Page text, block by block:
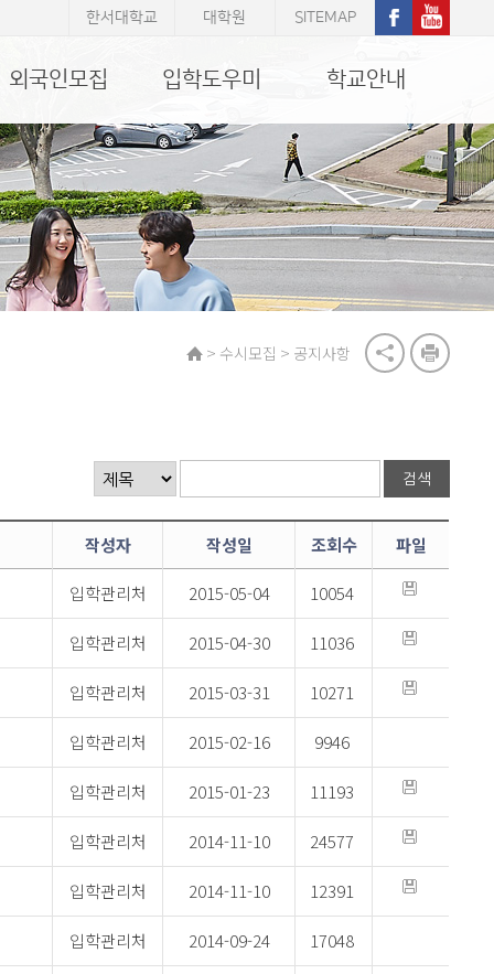
한서대학교 대학원 SITEMAP
외국인모집 입학도우미 학교안내
> 수시모집 > 공지사항
작성자 작성일 조회수 파일
입학관리처 2015-05-04 10054
입학관리처 2015-04-30 11036
입학관리처 2015-03-31 10271
입학관리처 2015-02-16 9946
입학관리처 2015-01-23 11193
입학관리처 2014-11-10 24577
입학관리처 2014-11-10 12391
입학관리처 2014-09-24 17048